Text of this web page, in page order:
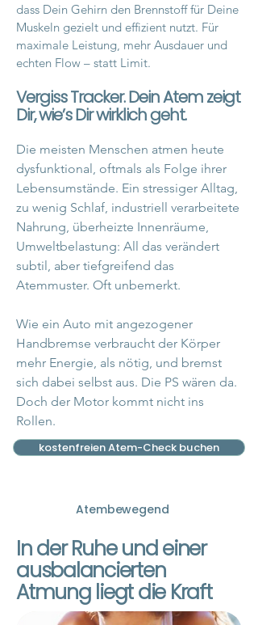
dass Dein Gehirn den Brennstoff für Deine
Muskeln gezielt und effizient nutzt. Für
maximale Leistung, mehr Ausdauer und
echten Flow – statt Limit.
Vergiss Tracker. Dein Atem zeigt
Dir, wie’s Dir wirklich geht.
Die meisten Menschen atmen heute
dysfunktional, oftmals als Folge ihrer
Lebensumstände. Ein stressiger Alltag,
zu wenig Schlaf, industriell verarbeitete
Nahrung, überheizte Innenräume,
Umweltbelastung: All das verändert
subtil, aber tiefgreifend das
Atemmuster. Oft unbemerkt.
Wie ein Auto mit angezogener
Handbremse verbraucht der Körper
mehr Energie, als nötig, und bremst
sich dabei selbst aus. Die PS wären da.
Doch der Motor kommt nicht ins
Rollen.
kostenfreien Atem-Check buchen
Atembewegend
In der Ruhe und einer
ausbalancierten
Atmung liegt die Kraft